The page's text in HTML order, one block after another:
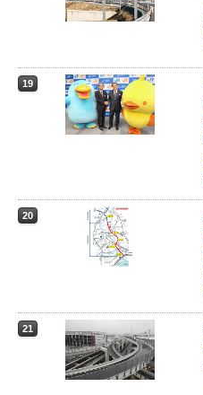
19
20
21